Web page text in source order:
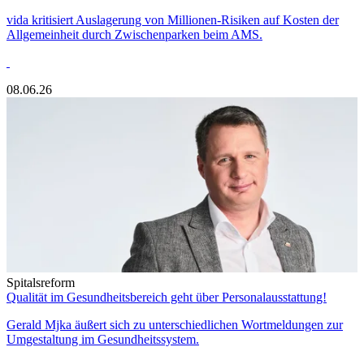
vida kritisiert Auslagerung von Millionen-Risiken auf Kosten der
Allgemeinheit durch Zwischenparken beim AMS.
08.06.26
Spitalsreform
Qualität im Gesundheitsbereich geht über Personalausstattung!
Gerald Mjka äußert sich zu unterschiedlichen Wortmeldungen zur
Umgestaltung im Gesundheitssystem.